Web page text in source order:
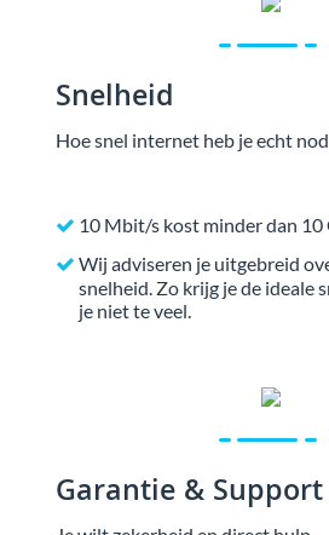
Snelheid
Hoe snel internet heb je echt
10 Mbit/s kost minder dan 10
Wij adviseren je uitgebreid
snelheid. Zo krijg je de ideale
je niet te veel.
Garantie & Support